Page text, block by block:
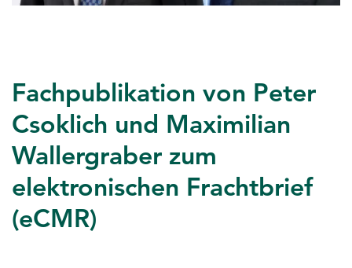
Fachpublikation von Peter
Csoklich und Maximilian
Wallergraber zum
elektronischen Frachtbrief
(eCMR)